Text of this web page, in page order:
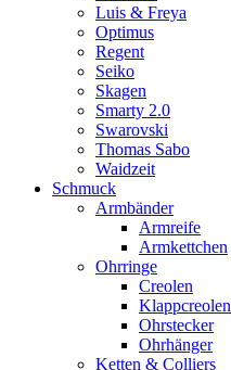
Luis & Freya
Optimus
Regent
Seiko
Skagen
Smarty 2.0
Swarovski
Thomas Sabo
Waidzeit
Schmuck
Armbänder
Armreife
Armkettchen
Ohrringe
Creolen
Klappcreolen
Ohrstecker
Ohrhänger
Ketten & Colliers